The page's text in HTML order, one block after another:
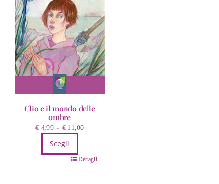
Clio e il mondo delle
ombre
€ 4,99 - € 11,00Fascia
da
Scegli
Dettagli